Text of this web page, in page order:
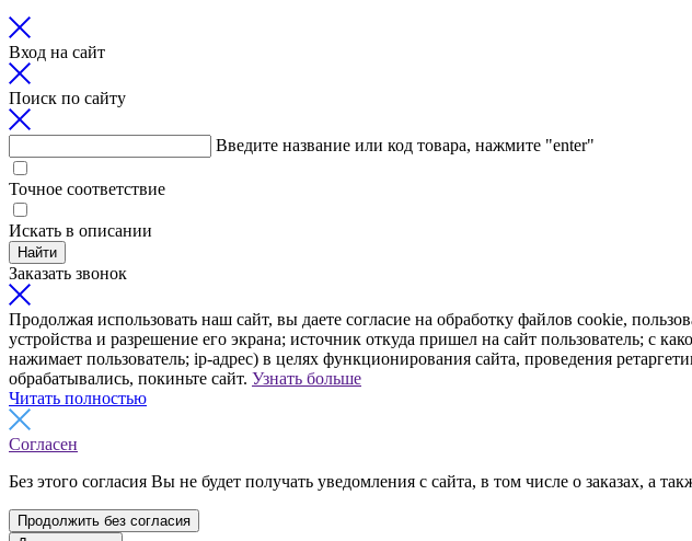
Вход на сайт
Поиск по сайту
Введите название или код товара, нажмите "enter"
Точное соответствие
Искать в описании
Найти
Заказать звонок
Продолжая использовать наш сайт, вы даете согласие на обработку файлов cookie,
устройства и разрешение его экрана; источник откуда пришел на сайт пользователь; с
нажимает пользователь; ip-адрес) в целях функционирования сайта, проведения
обрабатывались, покиньте сайт. Узнать больше
Читать полностью
Согласен
Без этого согласия Вы не будет получать уведомления с сайта, в том числе о заказах, а
Продолжить без согласия